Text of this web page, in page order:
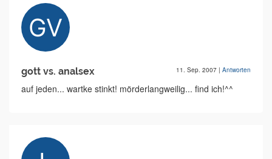
gott vs. analsex 11. Sep. 2007 | Antworten
auf jeden... wartke stinkt! mörderlangweilig... find ich!^^